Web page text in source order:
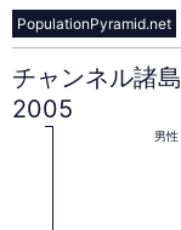
PopulationPyramid.net
チ
チャンネル諸島
2005
男性